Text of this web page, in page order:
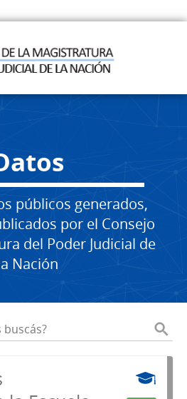
públicos generados,
por el Consejo
del Poder Judicial de
Nación